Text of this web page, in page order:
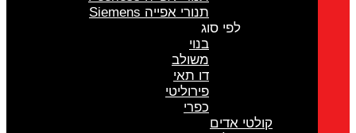
תנורי אפייה Siemens
לפי סוג
בנוי
משולב
דו תאי
פירוליטי
כפרי
קולטי אדים